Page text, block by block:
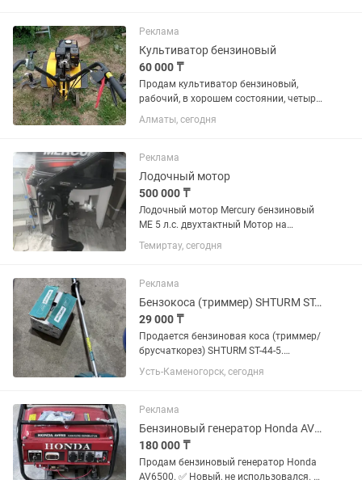
Реклама
Культиватор бензиновый
60 000 ₸
Продам культиватор бензиновый,
рабочий, в хорошем состоянии, четыре
насадки для копания огорода
Алматы, сегодня
Реклама
Лодочный мотор
500 000 ₸
Лодочный мотор Mercury бензиновый
ME 5 л.с. двухтактный Мотор на
обкатке,в отличном состоянии!
Темиртау, сегодня
Реклама
Бензокоса (триммер) SHTURM ST-44-5 (52cc / 2200W)
29 000 ₸
Продается бензиновая коса (триммер/
брусчаткорез) SHTURM ST-44-5.
Отличный, мощный инструмент для
скашивания травы, сухостоя,
придомовом участке. Характеристики:
...
Усть-Каменогорск, сегодня
Реклама
Бензиновый генератор Honda AV6500, новый, 6.5 кВт
180 000 ₸
Продам бензиновый генератор Honda
AV6500. ✅ Новый, не использовался. ✅